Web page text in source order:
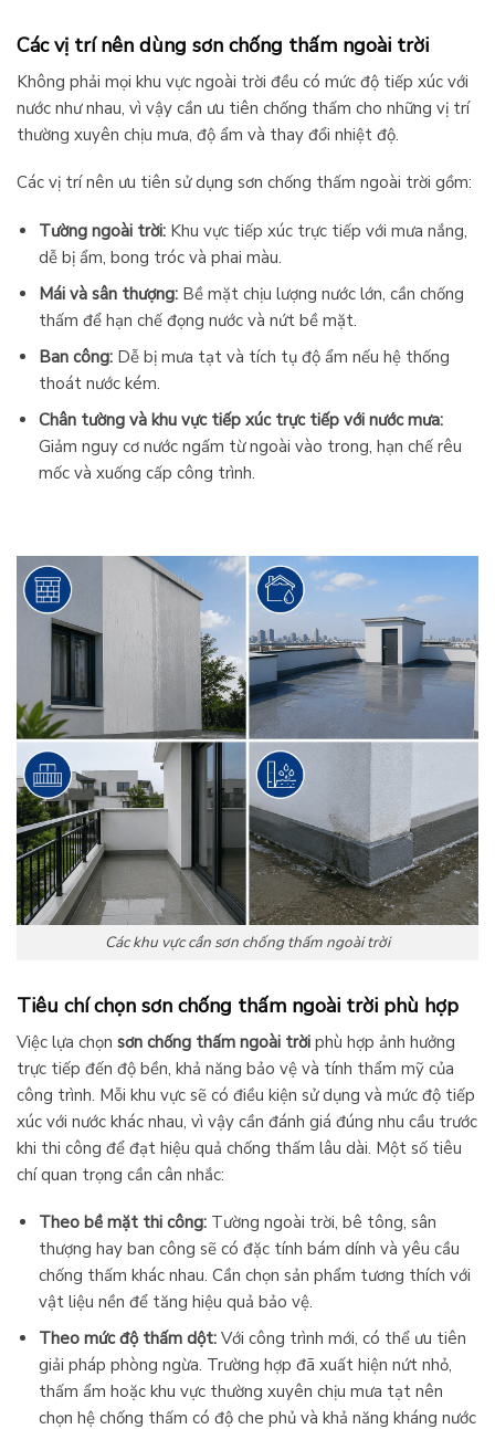
Các vị trí nên dùng sơn chống thấm ngoài trời
Không phải mọi khu vực ngoài trời đều có mức độ tiếp xúc với
nước như nhau, vì vậy cần ưu tiên chống thấm cho những vị trí
thường xuyên chịu mưa, độ ẩm và thay đổi nhiệt độ.
Các vị trí nên ưu tiên sử dụng sơn chống thấm ngoài trời gồm:
Tường ngoài trời:Khu vực tiếp xúc trực tiếp với mưa nắng,
dễ bị ẩm, bong tróc và phai màu.
Mái và sân thượng:Bề mặt chịu lượng nước lớn, cần chống
thấm để hạn chế đọng nước và nứt bề mặt.
Ban công:Dễ bị mưa tạt và tích tụ độ ẩm nếu hệ thống
thoát nước kém.
Chân tường và khu vực tiếp xúc trực tiếp với nước mưa:
Giảm nguy cơ nước ngấm từ ngoài vào trong, hạn chế rêu
mốc và xuống cấp công trình.
Các khu vực cần sơn chống thấm ngoài trời
Tiêu chí chọn sơn chống thấm ngoài trời phù hợp
Việc lựa chọn sơn chống thấm ngoài trời phù hợp ảnh hưởng
trực tiếp đến độ bền, khả năng bảo vệ và tính thẩm mỹ của
công trình. Mỗi khu vực sẽ có điều kiện sử dụng và mức độ tiếp
xúc với nước khác nhau, vì vậy cần đánh giá đúng nhu cầu trước
khi thi công để đạt hiệu quả chống thấm lâu dài. Một số tiêu
chí quan trọng cần cân nhắc:
Theo bề mặt thi công:Tường ngoài trời, bê tông, sân
thượng hay ban công sẽ có đặc tính bám dính và yêu cầu
chống thấm khác nhau. Cần chọn sản phẩm tương thích với
vật liệu nền để tăng hiệu quả bảo vệ.
Theo mức độ thấm dột:Với công trình mới, có thể ưu tiên
giải pháp phòng ngừa. Trường hợp đã xuất hiện nứt nhỏ,
thấm ẩm hoặc khu vực thường xuyên chịu mưa tạt nên
chọn hệ chống thấm có độ che phủ và khả năng kháng nước